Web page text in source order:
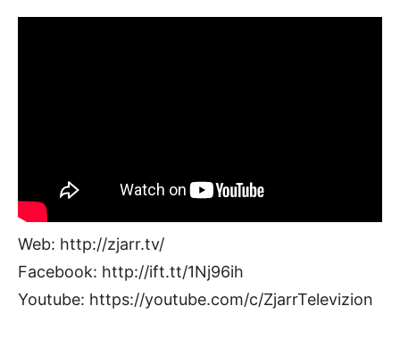
Web: http://zjarr.tv/
Facebook: http://ift.tt/1Nj96ih
Youtube: https://youtube.com/c/ZjarrTelevizion